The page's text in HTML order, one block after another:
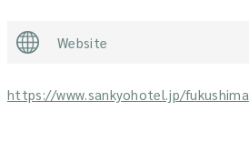
Website
https://www.sankyohotel.jp/fukushima